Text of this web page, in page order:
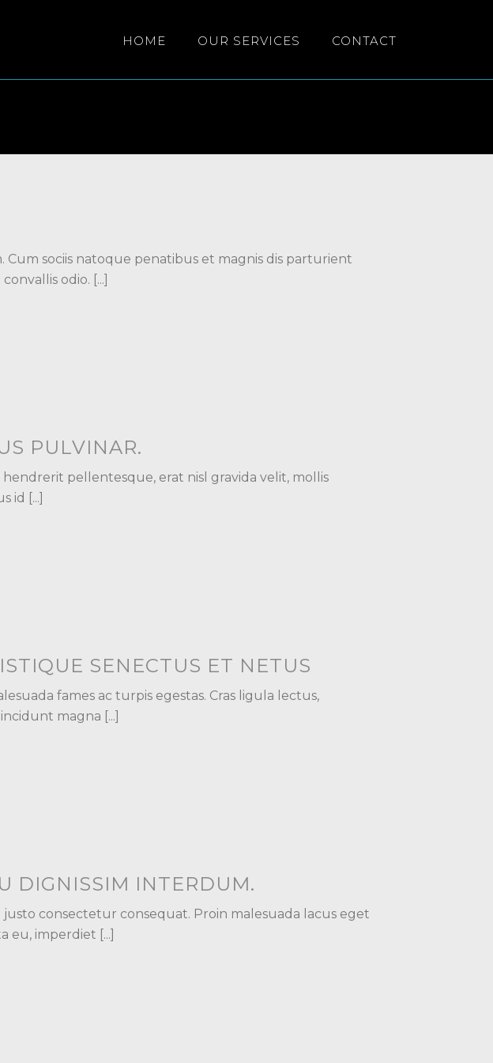
HOME OUR SERVICES CONTACT
sociis natoque penatibus et magnis dis parturient
odio. [...]
PULVINAR.
pellentesque, erat nisl gravida velit, mollis
id [...]
SENECTUS ET NETUS
fames ac turpis egestas. Cras ligula lectus,
magna [...]
DIGNISSIM INTERDUM.
consectetur consequat. Proin malesuada lacus eget
eu, imperdiet [...]